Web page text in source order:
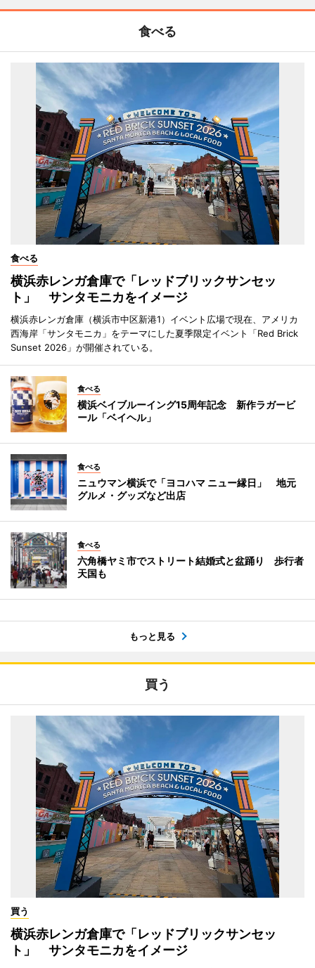
食べる
食べる
横浜赤レンガ倉庫で「レッドブリックサンセッ
ト」 サンタモニカをイメージ
横浜赤レンガ倉庫（横浜市中区新港1）イベント広場で現在、アメリカ
西海岸「サンタモニカ」をテーマにした夏季限定イベント「Red Brick
Sunset 2026」が開催されている。
食べる
横浜ベイブルーイング15周年記念 新作ラガービ
ール「ベイヘル」
食べる
ニュウマン横浜で「ヨコハマ ニュー縁日」 地元
グルメ・グッズなど出店
食べる
六角橋ヤミ市でストリート結婚式と盆踊り 歩行者
天国も
もっと見る
買う
買う
横浜赤レンガ倉庫で「レッドブリックサンセッ
ト」 サンタモニカをイメージ